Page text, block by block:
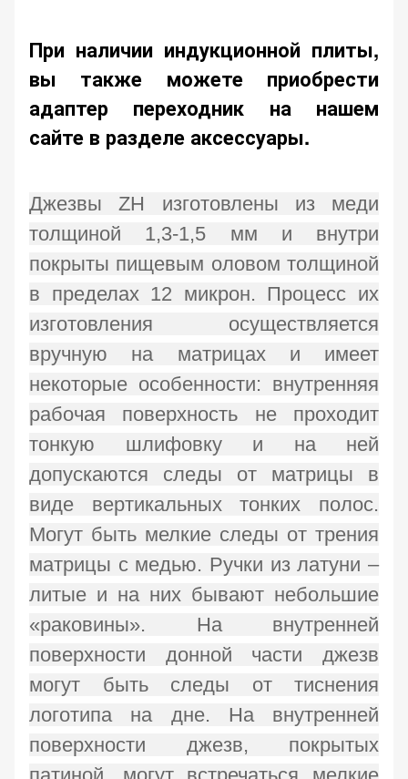
При наличии индукционной плиты,
вы также можете приобрести
адаптер переходник на нашем
сайте в разделе аксессуары.
Джезвы ZH изготовлены из меди
толщиной 1,3-1,5 мм и внутри
покрыты пищевым оловом толщиной
в пределах 12 микрон. Процесс их
изготовления осуществляется
вручную на матрицах и имеет
некоторые особенности: внутренняя
рабочая поверхность не проходит
тонкую шлифовку и на ней
допускаются следы от матрицы в
виде вертикальных тонких полос.
Могут быть мелкие следы от трения
матрицы с медью. Ручки из латуни –
литые и на них бывают небольшие
«раковины». На внутренней
поверхности донной части джезв
могут быть следы от тиснения
логотипа на дне. На внутренней
поверхности джезв, покрытых